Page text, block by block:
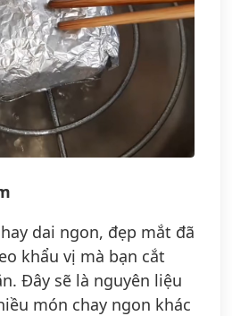
dai ngon, đẹp mắt đã
khẩu vị mà bạn cắt
Đây sẽ là nguyên liệu
món chay ngon khác